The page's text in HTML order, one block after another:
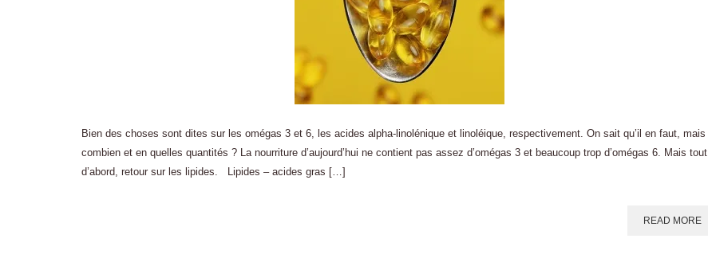
Bien des choses sont dites sur les omégas 3 et 6, les acides alpha-linolénique et linoléique, respectivement. On sait qu’il en faut, mais
combien et en quelles quantités ? La nourriture d’aujourd’hui ne contient pas assez d’omégas 3 et beaucoup trop d’omégas 6. Mais tout
d’abord, retour sur les lipides. Lipides – acides gras […]
READ MORE